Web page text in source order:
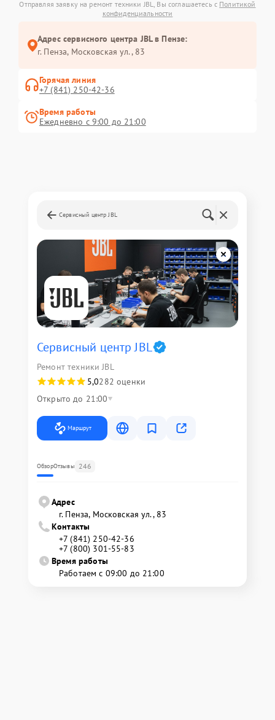
Отправляя заявку на ремонт техники JBL, Вы соглашаетесь с Политикой
конфиденциальности
Адрес сервисного центра JBL в Пензе:
г. Пенза, Московская ул., 83
Горячая линия
+7 (841) 250-42-36
Время работы
Ежедневно с 9:00 до 21:00
Сервисный центр JBL
Сервисный центр JBL
Ремонт техники JBL
5,0282 оценки
Открыто до 21:00
Маршрут
ОбзорОтзывы 246
Адрес
г. Пенза, Московская ул., 83
Контакты
+7 (841) 250-42-36
+7 (800) 301-55-83
Время работы
Работаем с 09:00 до 21:00